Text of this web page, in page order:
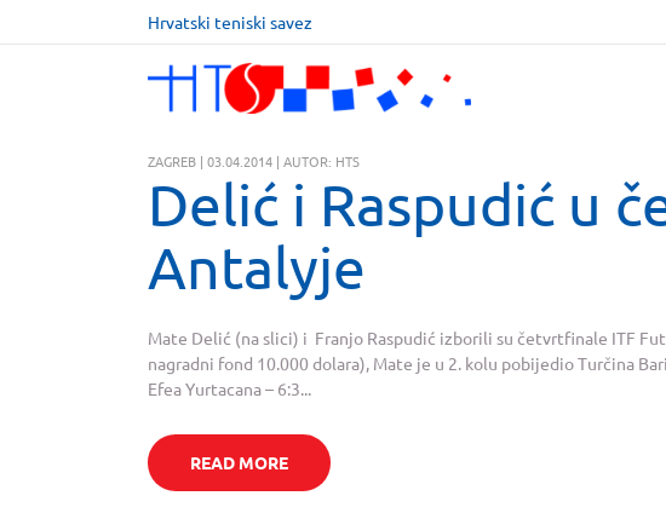
Hrvatski teniski savez
ZAGREB | 03.04.2014 | AUTOR: HTS
Delić i Raspudić u
Antalyje
Mate Delić (na slici) i Franjo Raspudić izborili su četvrtfinale ITF
nagradni fond 10.000 dolara), Mate je u 2. kolu pobijedio Turčina
Efea Yurtacana – 6:3...
READ MORE